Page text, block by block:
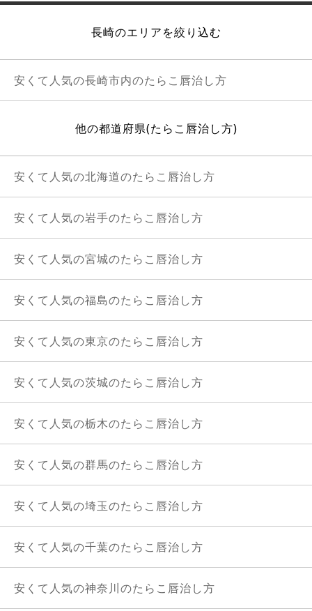
長崎のエリアを絞り込む
安くて人気の長崎市内のたらこ唇治し方
他の都道府県(たらこ唇治し方)
安くて人気の北海道のたらこ唇治し方
安くて人気の岩手のたらこ唇治し方
安くて人気の宮城のたらこ唇治し方
安くて人気の福島のたらこ唇治し方
安くて人気の東京のたらこ唇治し方
安くて人気の茨城のたらこ唇治し方
安くて人気の栃木のたらこ唇治し方
安くて人気の群馬のたらこ唇治し方
安くて人気の埼玉のたらこ唇治し方
安くて人気の千葉のたらこ唇治し方
安くて人気の神奈川のたらこ唇治し方